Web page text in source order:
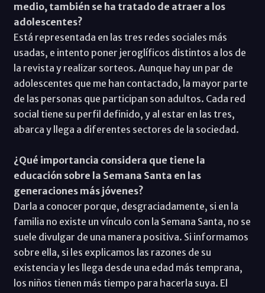
medio, también se ha tratado de atraer a los
adolescentes?
Está representada en las tres redes sociales más
usadas, e intento poner jeroglíficos distintos a los de
la revista y realizar sorteos. Aunque hay un par de
adolescentes que me han contactado, la mayor parte
de las personas que participan son adultos. Cada red
social tiene su perfil definido, y al estar en las tres,
abarca y llega a diferentes sectores de la sociedad.
¿Qué importancia considera que tiene la
educación sobre la Semana Santa en las
generaciones más jóvenes?
Darla a conocer porque, desgraciadamente, si en la
familia no existe un vínculo con la Semana Santa, no se
suele divulgar de una manera positiva. Si informamos
sobre ella, si les explicamos las razones de su
existencia y les llega desde una edad más temprana,
los niños tienen más tiempo para hacerla suya. El